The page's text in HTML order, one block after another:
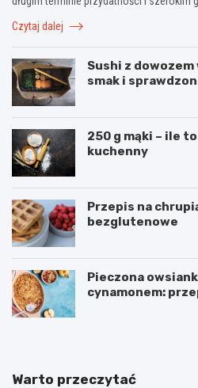
Czytaj dalej
Sushi z
smak i
250 g mąki – ile
kuchenny
Przepis na
bezglutenowe
Pieczona
cynamonem:
Warto przeczytać